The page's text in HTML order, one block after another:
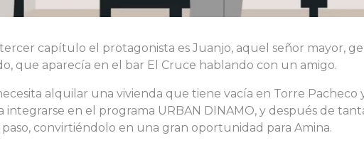
capítulo el protagonista es Juanjo, aquel señor mayor,
que aparecía en el bar El Cruce hablando con un amigo.
alquilar una vivienda que tiene vacía en Torre Pacheco
integrarse en el programa URBAN DINAMO, y después de
convirtiéndolo en una gran oportunidad para Amina.